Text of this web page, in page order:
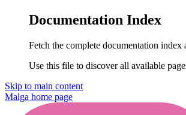
Documentation Index
Fetch the complete documentation index
Use this file to discover all available
Skip to main content
Malga home page